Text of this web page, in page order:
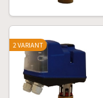
2 VARIANT